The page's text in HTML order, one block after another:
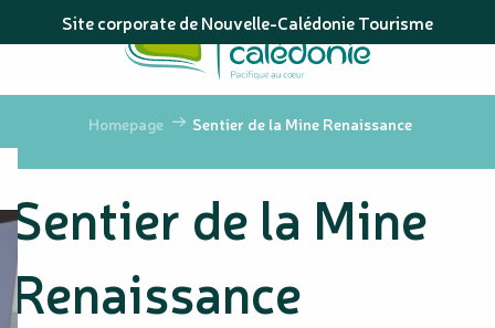
au
principal
Site corporate de Nouvelle-Calédonie Tourisme
Homepage Sentier de la Mine Renaissance
Sentier de la Mine
Renaissance